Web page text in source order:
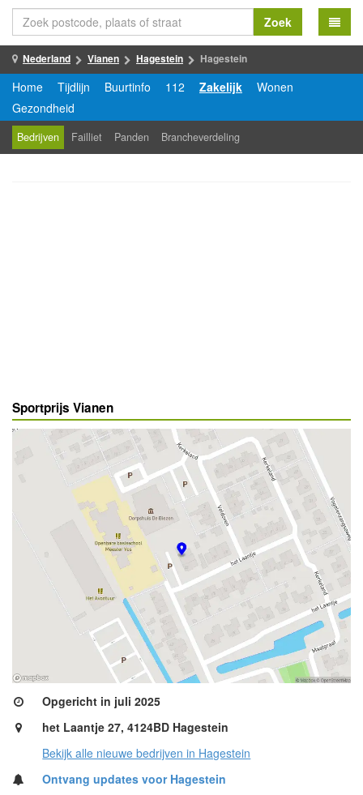
Zoek
Nederland Vianen Hagestein Hagestein
Home Tijdlijn Buurtinfo 112 Zakelijk
Wonen
Gezondheid
Bedrijven Failliet Panden Brancheverdeling
Sportprijs Vianen
Opgericht in juli 2025
het Laantje 27, 4124BD Hagestein
Bekijk alle nieuwe bedrijven in Hagestein
Ontvang updates voor Hagestein